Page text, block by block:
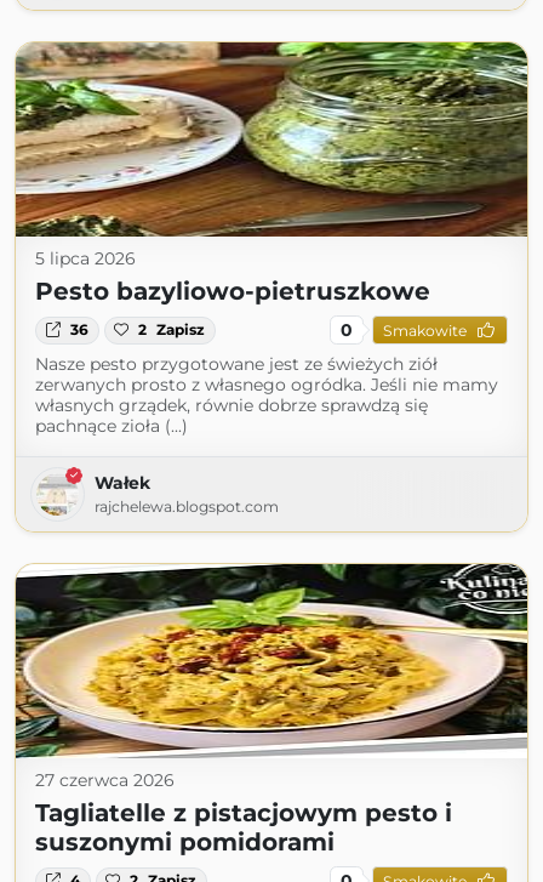
5 lipca 2026
Pesto bazyliowo-pietruszkowe
36 2 Zapisz 0 Smakowite
Nasze pesto przygotowane jest ze świeżych ziół
zerwanych prosto z własnego ogródka. Jeśli nie mamy
własnych grządek, równie dobrze sprawdzą się
pachnące zioła (...)
Wałek
rajchelewa.blogspot.com
27 czerwca 2026
Tagliatelle z pistacjowym pesto i
suszonymi pomidorami